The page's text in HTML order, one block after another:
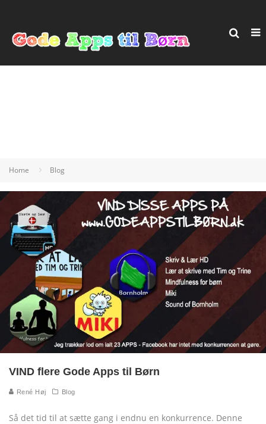
Home Blog
VIND flere Gode Apps til Børn
René Høj Blog
Så det tid til at sætte gang i endnu en konkurrence. Denne